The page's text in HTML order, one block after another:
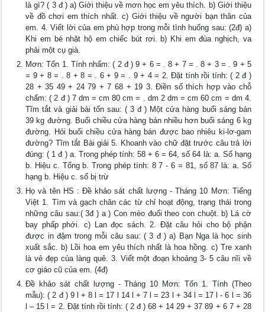
là gì? ( 3 đ ) a) Giới thiệu về mơn học em yêu thích. b) Giới thiệu
về đồ chơi em thích nhất. c) Giới thiệu về người bạn thân của
em. 4. Viết lời của em phù hợp trong mỗi tình huống sau: (2đ) a)
Khi em bé nhặt hộ em chiếc bút rơi. b) Khi em đùa nghịch, va
phải một cụ già.
Mơn: Tốn 1. Tính nhẩm: ( 2 đ ) 9 + 6 = . 8 + 7 = . 8 + 3 = . 9 + 5
= 9 + 8 = . 8 + 8 = . 6 + 9 = . 9 + 4 = 2. Đặt tính rồi tính: ( 2 đ )
28 + 35 49 + 24 79 + 7 68 + 19 3. Điền số thích hợp vào chỗ
chấm: ( 2 đ ) 7 dm = cm 80 cm = . dm 2 dm = cm 60 cm = dm 4.
Tĩm tắt và giải bài tốn sau: ( 3 đ ) Một cửa hàng buổi sáng bán
39 kg đường. Buổi chiều cửa hàng bán nhiều hơn buổi sáng 6 kg
đường. Hỏi buổi chiều cửa hàng bán được bao nhiêu ki-lơ-gam
đường? Tĩm tắt Bài giải 5. Khoanh vào chữ đặt trước câu trả lời
đúng: ( 1 đ ) a. Trong phép tính: 58 + 6 = 64, số 64 là: a. Số hạng
b. Hiệu c. Tổng b. Trong phép tính: 8 7 - 6 = 81, số 87 là: a. Số
hạng b. Hiệu c. số bị trừ
Họ và tên HS : Đề khảo sát chất lượng - Tháng 10 Mơn: Tiếng
Việt 1. Tìm và gạch chân các từ chỉ hoạt động, trạng thái trong
những câu sau:( 3đ ) a ) Con mèo đuổi theo con chuột. b) Lá cờ
bay phấp phới. c) Lan đọc sách. 2. Đặt câu hỏi cho bộ phận
được in đậm trong mỗi câu sau: ( 3 đ ) a) Bạn Nga là học sinh
xuất sắc. b) Lồi hoa em yêu thích nhất là hoa hồng. c) Tre xanh
là vẻ đẹp của làng quê. 3. Viết một đoạn khoảng 3- 5 câu nĩi về
cơ giáo cũ của em. (4đ)
Đề khảo sát chất lượng - Tháng 10 Mơn: Tốn 1. Tính (Theo
mẫu): ( 2 đ ) 9 l + 8 l = 17 l 14 l + 7 l = 23 l + 34 l = 17 l - 6 l = 36
l – 15 l = 2. Đặt tính rồi tính: ( 2 đ ) 68 + 14 29 + 37 89 + 6 7 + 28